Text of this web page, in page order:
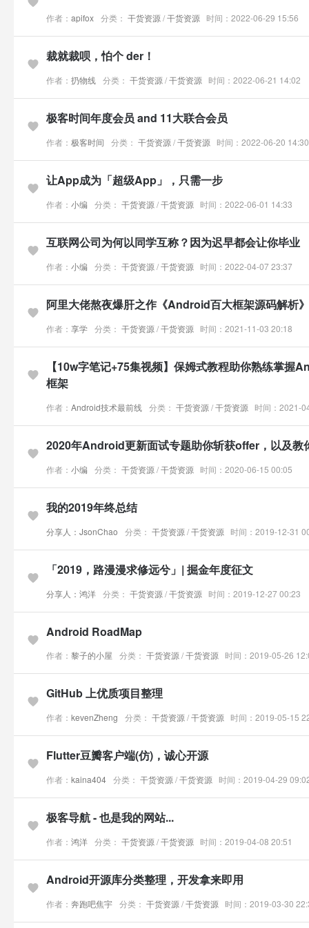
作者： apifox 分类： 干货资源 /干货资源 时间：2022-06-29 15:56
裁就裁呗，怕个 der！
作者： 扔物线 分类： 干货资源 /干货资源 时间：2022-06-21 14:02
极客时间年度会员 and 11大联合会员
作者： 极客时间 分类： 干货资源 /干货资源 时间：2022-06-20 14:30
让App成为「超级App」，只需一步
作者： 小编 分类： 干货资源 /干货资源 时间：2022-06-01 14:33
互联网公司为何以同学互称？因为迟早都会让你毕业
作者： 小编 分类： 干货资源 /干货资源 时间：2022-04-07 23:37
阿里大佬熬夜爆肝之作《Android百大框架源码解析》
作者： 享学 分类： 干货资源 /干货资源 时间：2021-11-03 20:18
【10w字笔记+75集视频】保姆式教程助你熟练掌握
框架
作者： Android技术最前线 分类： 干货资源 /干货资源 时间：2021-
2020年Android更新面试专题助你斩获offer，以及教
作者： 小编 分类： 干货资源 /干货资源 时间：2020-06-15 00:05
我的2019年终总结
分享人：JsonChao 分类： 干货资源 /干货资源 时间：2019-12-31
「2019，路漫漫求修远兮」| 掘金年度征文
分享人：鸿洋 分类： 干货资源 /干货资源 时间：2019-12-27 00:23
Android RoadMap
作者： 黎子的小屋 分类： 干货资源 /干货资源 时间：2019-05-26
GitHub 上优质项目整理
作者： kevenZheng 分类： 干货资源 /干货资源 时间：2019-05-15
Flutter豆瓣客户端(仿)，诚心开源
作者： kaina404 分类： 干货资源 /干货资源 时间：2019-04-29
极客导航 - 也是我的网站...
作者： 鸿洋 分类： 干货资源 /干货资源 时间：2019-04-08 20:51
Android开源库分类整理，开发拿来即用
作者： 奔跑吧焦宇 分类： 干货资源 /干货资源 时间：2019-03-30